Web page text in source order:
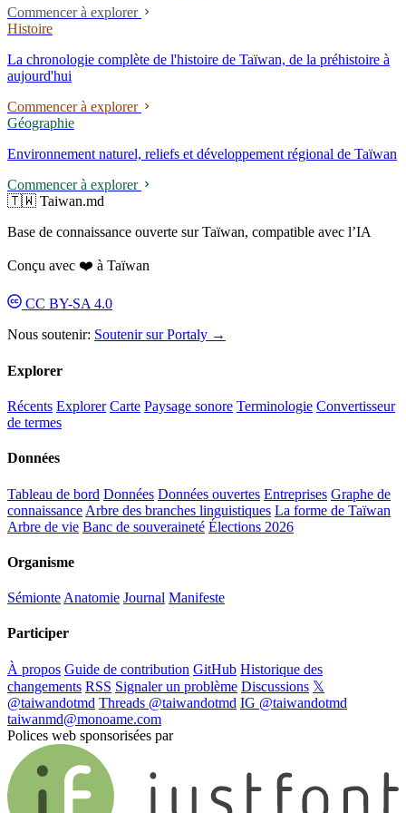
cycle, sans obtenir aucun diplôme ; il déclare : « Avant d'être le
designer Nieh Yung-jen, je suis le citoyen Nieh Yung-jen. » À partir de
2024, il a remporté consécutivement quatre appels d'offres pour des
systèmes d'identité d'entreprises publiques ; le 8 mai 2026, le
lancement du nouveau logo de Taipower a déclenché une controverse
de « favoritisme politique ».
Commencer à explorer
Histoire
La chronologie complète de l'histoire de Taïwan, de la préhistoire à
aujourd'hui
Commencer à explorer
Géographie
Environnement naturel, reliefs et développement régional de Taïwan
Commencer à explorer
🇹🇼 Taiwan.md
Base de connaissance ouverte sur Taïwan, compatible avec l’IA
Conçu avec ❤️ à Taïwan
CC BY-SA 4.0
Nous soutenir: Soutenir sur Portaly →
Explorer
Récents Explorer Carte Paysage sonore Terminologie Convertisseur
de termes
Données
Tableau de bord Données Données ouvertes Entreprises Graphe de
connaissance Arbre des branches linguistiques La forme de Taïwan
Arbre de vie Banc de souveraineté Élections 2026
Organisme
Sémionte Anatomie Journal Manifeste
Participer
À propos Guide de contribution GitHub Historique des
changements RSS Signaler un problème Discussions 𝕏
@taiwandotmd Threads @taiwandotmd IG @taiwandotmd
taiwanmd@monoame.com
Polices web sponsorisées par